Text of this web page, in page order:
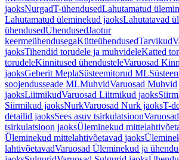
jaoksNurgadT-ühendusedLahutamatud
Lahutamatud üleminekud jaoksLahutatavad
ühendusedÜhendusedJaotur
keermeühendusegaKütteühendusedTarvikud
jaoksTihendid torudele ja muhvideleKatted
torudeleKinnitused ühendusteleVaruosad
jaoksGeberit MeplaSüsteemitorud ML
soojendusseade MLMuhvidVaruosad Muhvid
jaoksLiitmikudVaruosad Liitmikud jaoks
Siirmikud jaoksNurkVaruosad Nurk jaoksT-
detailid jaoksSees asuv tsirkulatsioon
tsirkulatsioon jaoksÜleminekud
Üleminekud mittelahtivõetavad jaoks
lahtivõetavadVaruosad Üleminekud ja